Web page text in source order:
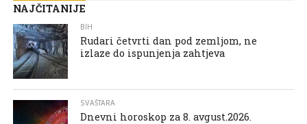
NAJČITANIJE
BIH
Rudari četvrti dan pod zemljom, ne
izlaze do ispunjenja zahtjeva
SVAŠTARA
Dnevni horoskop za 8. avgust.2026.